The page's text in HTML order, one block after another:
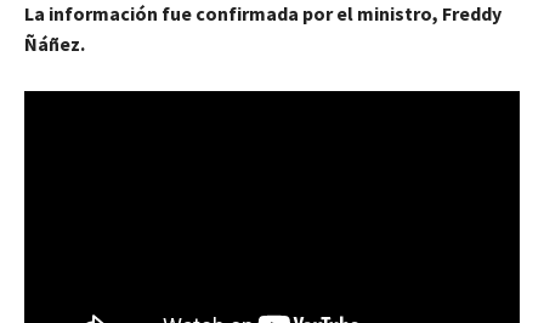
La información fue confirmada por el ministro, Freddy
Ñáñez.